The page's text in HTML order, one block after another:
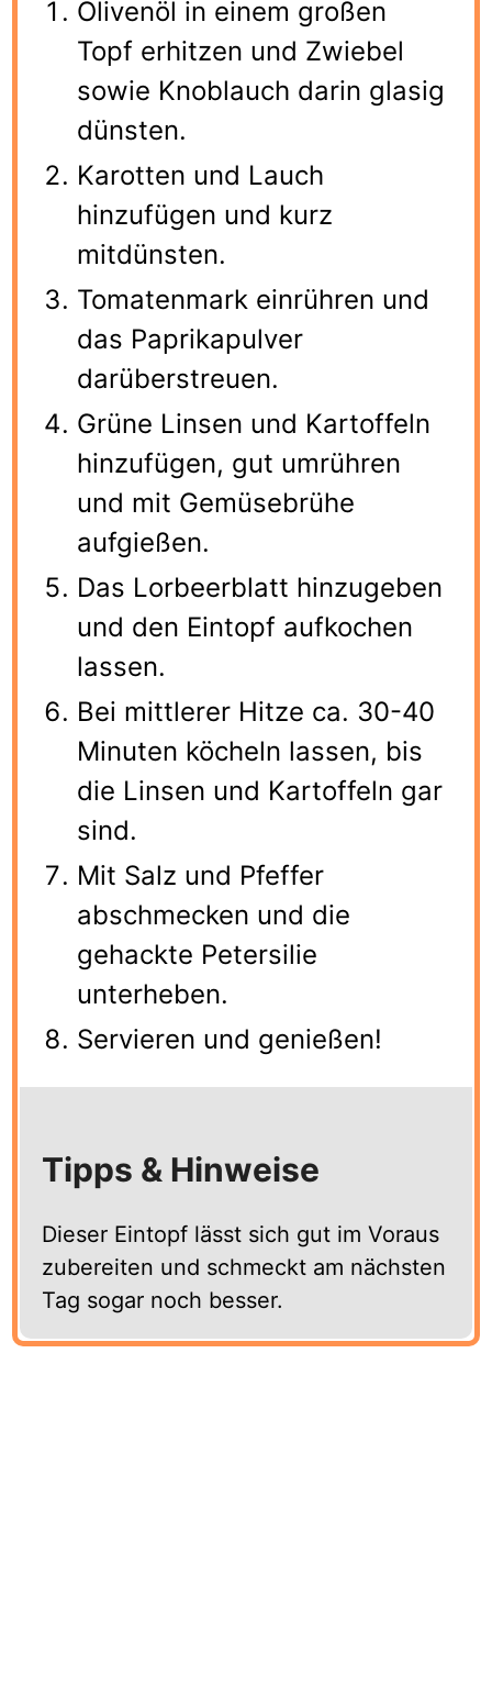
Olivenöl in einem großen
Topf erhitzen und Zwiebel
sowie Knoblauch darin glasig
dünsten.
Karotten und Lauch
hinzufügen und kurz
mitdünsten.
Tomatenmark einrühren und
das Paprikapulver
darüberstreuen.
Grüne Linsen und Kartoffeln
hinzufügen, gut umrühren
und mit Gemüsebrühe
aufgießen.
Das Lorbeerblatt hinzugeben
und den Eintopf aufkochen
lassen.
Bei mittlerer Hitze ca. 30-40
Minuten köcheln lassen, bis
die Linsen und Kartoffeln gar
sind.
Mit Salz und Pfeffer
abschmecken und die
gehackte Petersilie
unterheben.
Servieren und genießen!
Tipps & Hinweise
Dieser Eintopf lässt sich gut im Voraus
zubereiten und schmeckt am nächsten
Tag sogar noch besser.